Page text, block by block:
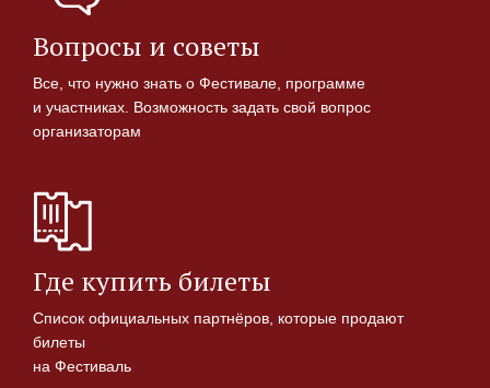
Вопросы и советы
Все, что нужно знать о Фестивале, программе
и участниках. Возможность задать свой вопрос
организаторам
Где купить билеты
Список официальных партнёров, которые продают
билеты
на Фестиваль